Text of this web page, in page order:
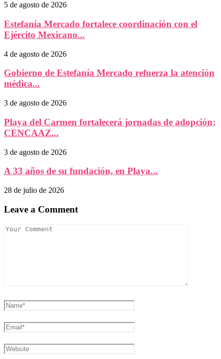
5 de agosto de 2026
Estefanía Mercado fortalece coordinación con el
Ejército Mexicano...
4 de agosto de 2026
Gobierno de Estefanía Mercado refuerza la atención
médica...
3 de agosto de 2026
Playa del Carmen fortalecerá jornadas de adopción;
CENCAAZ...
3 de agosto de 2026
A 33 años de su fundación, en Playa...
28 de julio de 2026
Leave a Comment